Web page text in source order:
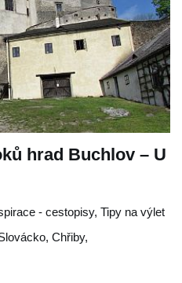
hrad Buchlov – U
- cestopisy, Tipy na výlet
, Chřiby,